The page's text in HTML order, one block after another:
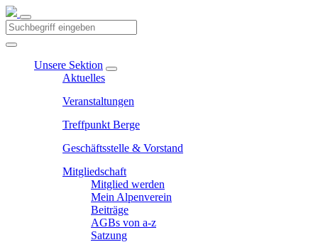
Unsere Sektion
Aktuelles
Veranstaltungen
Treffpunkt Berge
Geschäftsstelle & Vorstand
Mitgliedschaft
Mitglied werden
Mein Alpenverein
Beiträge
AGBs von a-z
Satzung